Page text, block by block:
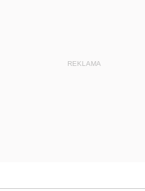
REKLAMA